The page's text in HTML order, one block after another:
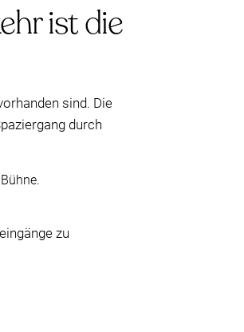
ist die
sind. Die
durch
zu